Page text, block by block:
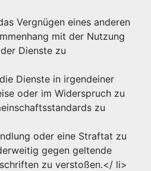
Vergnügen eines anderen
mit der Nutzung
Dienste zu
Dienste in irgendeiner
oder im Widerspruch zu
zu
oder eine Straftat zu
gegen geltende
zu verstoßen.</ li>